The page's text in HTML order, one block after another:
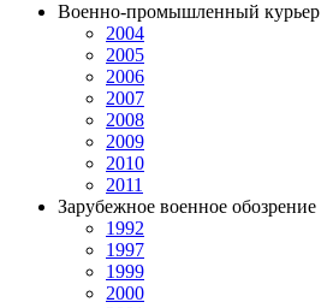
Военно-промышленный курьер
2004
2005
2006
2007
2008
2009
2010
2011
Зарубежное военное обозрение
1992
1997
1999
2000